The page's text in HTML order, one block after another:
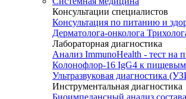
Консультации специалистов
Консультация по питанию и
Дерматолога-онколога
Лабораторная диагностика
Анализ ImmunoHealth - тест на
Колонофлор-16 IgG4 к пищевым
Ультразвуковая диагностика
Инструментальная диагностика
Биоимпедансный анализ